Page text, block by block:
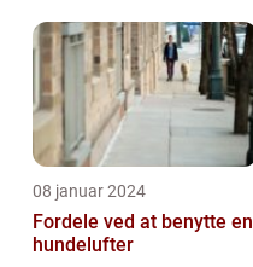
08 januar 2024
Fordele ved at benytte en
hundelufter